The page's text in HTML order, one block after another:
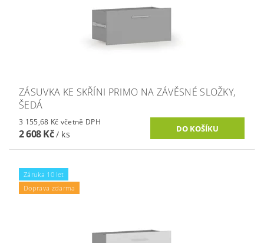
ZÁSUVKA KE SKŘÍNI PRIMO NA ZÁVĚSNÉ SLOŽKY,
ŠEDÁ
3 155,68 Kč včetně DPH
2 608 Kč/ ks
Záruka 10 let
Doprava zdarma